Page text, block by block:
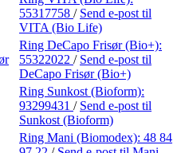
55317758 / Send e-post til
VITA (Bio Life)
Ring DeCapo Frisør (Bio+):
55322022 / Send e-post til
DeCapo Frisør (Bio+)
Ring Sunkost (Bioform):
93299431 / Send e-post til
Sunkost (Bioform)
Ring Mani (Biomodex): 48 84